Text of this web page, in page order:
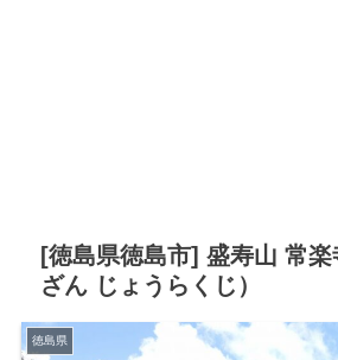
[徳島県徳島市] 盛寿山 常楽
ざん じょうらくじ）
徳島県